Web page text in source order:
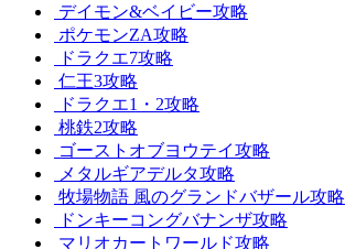
デイモン&ベイビー攻略
ポケモンZA攻略
ドラクエ7攻略
仁王3攻略
ドラクエ1・2攻略
桃鉄2攻略
ゴーストオブヨウテイ攻略
メタルギアデルタ攻略
牧場物語 風のグランドバザール攻略
ドンキーコングバナンザ攻略
マリオカートワールド攻略